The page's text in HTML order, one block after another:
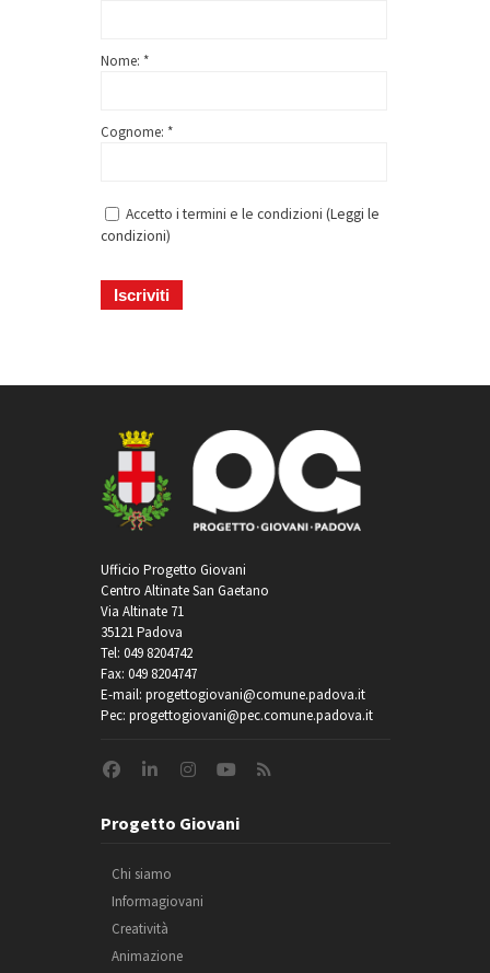
Nome: *
Cognome: *
Accetto i termini e le condizioni (Leggi le
condizioni)
Ufficio Progetto Giovani
Centro Altinate San Gaetano
Via Altinate 71
35121 Padova
Tel: 049 8204742
Fax: 049 8204747
E-mail: progettogiovani@comune.padova.it
Pec: progettogiovani@pec.comune.padova.it
Progetto Giovani
Chi siamo
Informagiovani
Creatività
Animazione